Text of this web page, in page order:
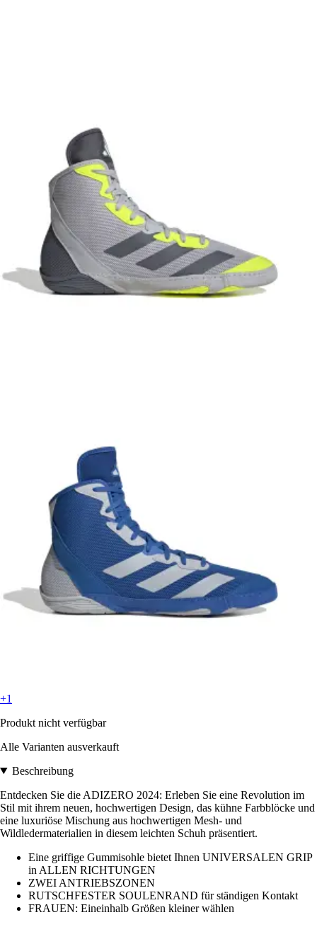
+1
Produkt nicht verfügbar
Alle Varianten ausverkauft
Beschreibung
Entdecken Sie die ADIZERO 2024: Erleben Sie eine Revolution im
Stil mit ihrem neuen, hochwertigen Design, das kühne Farbblöcke und
eine luxuriöse Mischung aus hochwertigen Mesh- und
Wildledermaterialien in diesem leichten Schuh präsentiert.
Eine griffige Gummisohle bietet Ihnen UNIVERSALEN GRIP
in ALLEN RICHTUNGEN
ZWEI ANTRIEBSZONEN
RUTSCHFESTER SOULENRAND für ständigen Kontakt
FRAUEN: Eineinhalb Größen kleiner wählen